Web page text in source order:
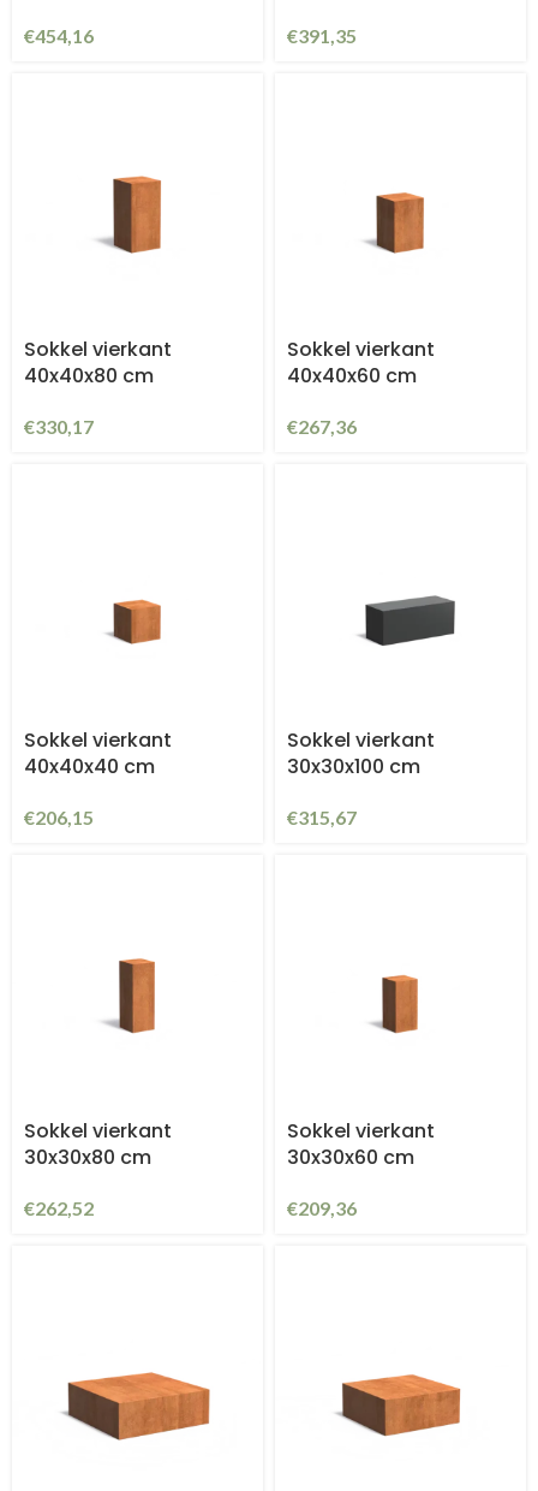
€454,16 €391,35
Sokkel vierkant
40x40x80 cm
€330,17
Sokkel vierkant
40x40x60 cm
€267,36
Sokkel vierkant
40x40x40 cm
€206,15
Sokkel vierkant
30x30x100 cm
€315,67
Sokkel vierkant
30x30x80 cm
€262,52
Sokkel vierkant
30x30x60 cm
€209,36